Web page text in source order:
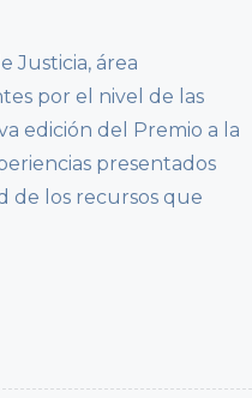
Justicia, área
por el nivel de las
edición del Premio a la
presentados
de los recursos que